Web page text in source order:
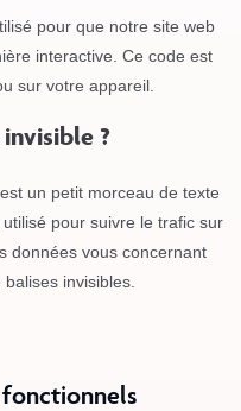
pour que notre site web
interactive. Ce code est
sur votre appareil.
invisible ?
un petit morceau de texte
pour suivre le trafic sur
données vous concernant
invisibles.
fonctionnels